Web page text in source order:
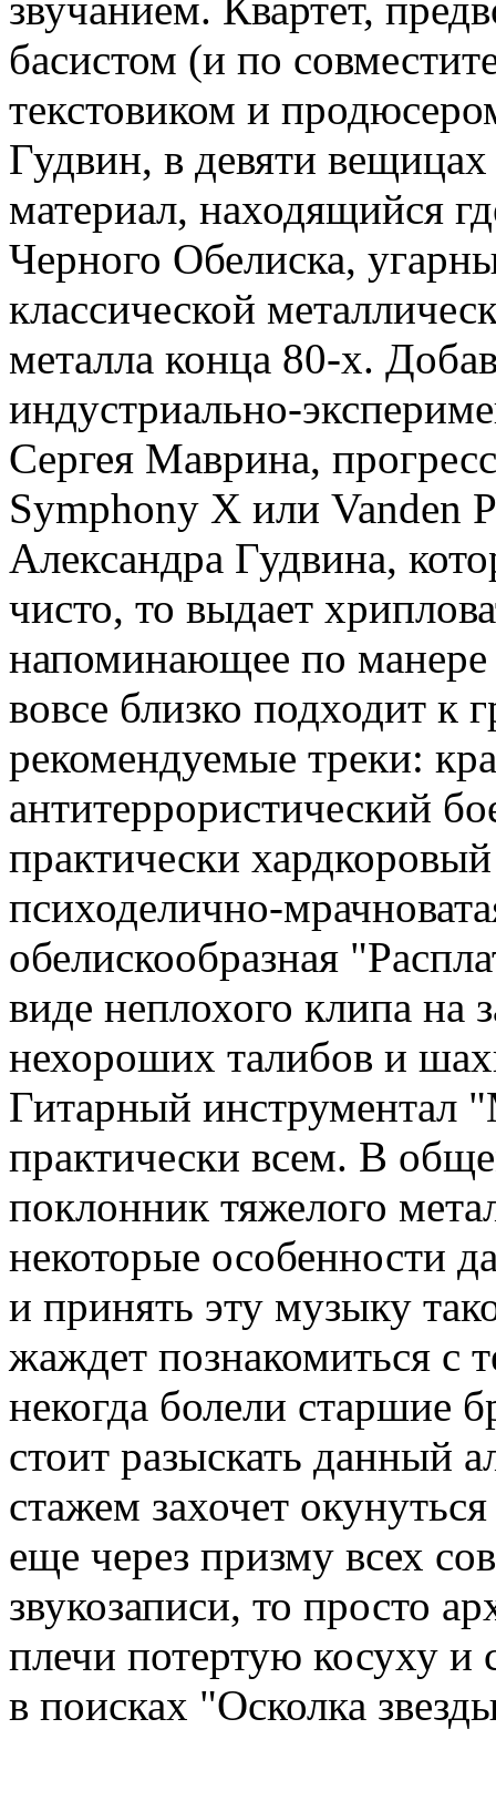
басистом (и по
текстовиком и
Гудвин, в девяти
материал, находящийся
Черного Обелиска,
классической
металла конца 80-х.
индустриально-
Сергея Маврина,
Symphony X или Vanden
Александра Гудвина,
чисто, то выдает
напоминающее по манере
вовсе близко подходит к
рекомендуемые треки:
антитеррористический
практически
психоделично-
обелискообразная
виде неплохого клипа на
нехороших талибов и
Гитарный инструментал
практически всем. В
поклонник тяжелого
некоторые особенности
и принять эту музыку
жаждет познакомиться с
некогда болели старшие
стоит разыскать данный
стажем захочет
еще через призму всех
звукозаписи, то просто
плечи потертую косуху и
в поисках "Осколка